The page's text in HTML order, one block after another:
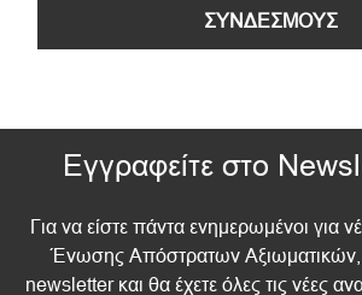
ΣΥΝΔΕΣΜΟΥΣ
Εγγραφείτε στο
Για να είστε πάντα ενημερωμένοι για
Ένωσης Απόστρατων Αξιωματικών,
newsletter και θα έχετε όλες τις νέες